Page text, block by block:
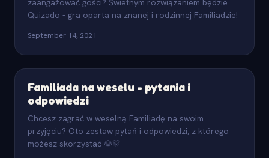
zaangażować gości? Świetnym rozwiązaniem będzie
Quizado - gra oparta na znanej i rodzinnej Familiadzie!
September 14, 2021
Familiada na weselu - pytania i
odpowiedzi
Chcesz zagrać w weselną Familiadę na swoim
przyjęciu? Oto zestaw pytań i odpowiedzi, z którego
możesz skorzystać 👰🎊